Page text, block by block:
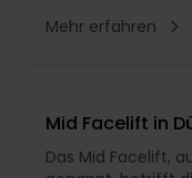
damit eines der
Mehr erfahren
Mid Facelift in
Das Mid Facelift,